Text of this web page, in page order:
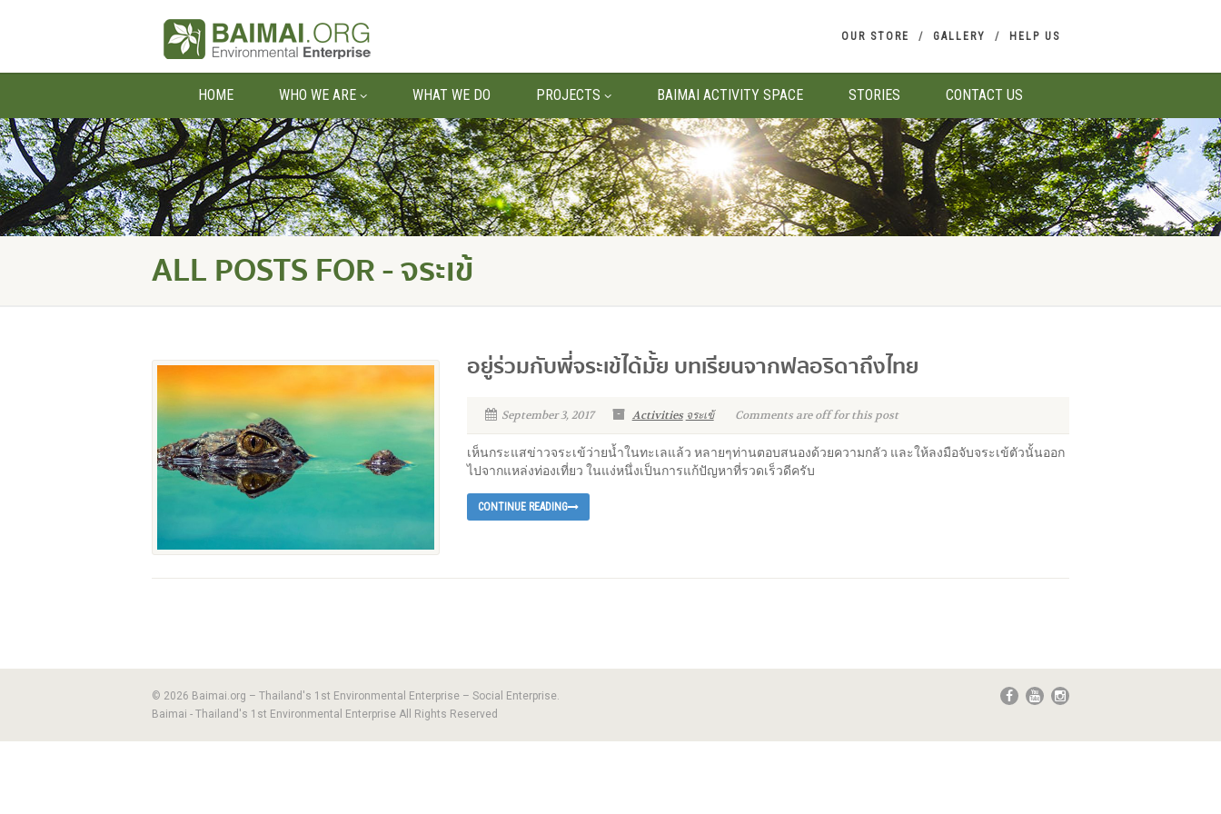
OUR STORE GALLERY HELP US
HOME WHO WE ARE WHAT WE DO PROJECTS BAIMAI ACTIVITY SPACE STORIES CONTACT US
ALL POSTS FOR - จระเข้
อยู่ร่วมกับพี่จระเข้ได้มั้ย บทเรียนจากฟลอริดาถึงไทย
September 3, 2017 Activities จระเข้ Comments are off for this post
เห็นกระแสข่าวจระเข้ว่ายน้ำในทะเลแล้ว หลายๆท่านตอบสนองด้วยความกลัว และให้ลงมือจับจระเข้ตัวนั้นออก
ไปจากแหล่งท่องเที่ยว ในแง่หนึ่งเป็นการแก้ปัญหาที่รวดเร็วดีครับ
CONTINUE READING
© 2026 Baimai.org – Thailand's 1st Environmental Enterprise – Social Enterprise.
Baimai - Thailand's 1st Environmental Enterprise All Rights Reserved